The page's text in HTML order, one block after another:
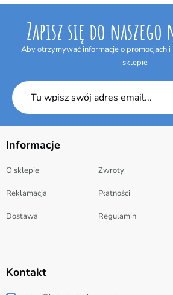
Zapisz się do
Aby otrzymywać informacje o promocjach i
sklepie
Informacje
O sklepie
Reklamacja
Dostawa
Zwroty
Płatności
Regulamin
Kontakt